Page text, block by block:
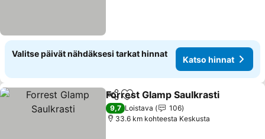
Valitse päivät nähdäksesi tarkat hinnat
Katso hinnat
Jaa Lisää suosikkeihin
Forrest Glamp Saulkrasti
9,7 Loistava
106
33.6 km kohteesta Keskusta